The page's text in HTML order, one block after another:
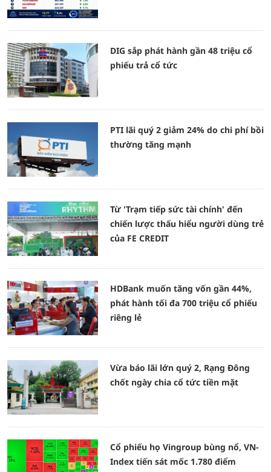
DIG sắp phát hành gần 48 triệu cổ
phiếu trả cổ tức
PTI lãi quý 2 giảm 24% do chi phí bồi
thường tăng mạnh
Từ 'Trạm tiếp sức tài chính' đến
chiến lược thấu hiểu người dùng trẻ
của FE CREDIT
HDBank muốn tăng vốn gần 44%,
phát hành tối đa 700 triệu cổ phiếu
riêng lẻ
Vừa báo lãi lớn quý 2, Rạng Đông
chốt ngày chia cổ tức tiền mặt
Cổ phiếu họ Vingroup bùng nổ, VN-
Index tiến sát mốc 1.780 điểm